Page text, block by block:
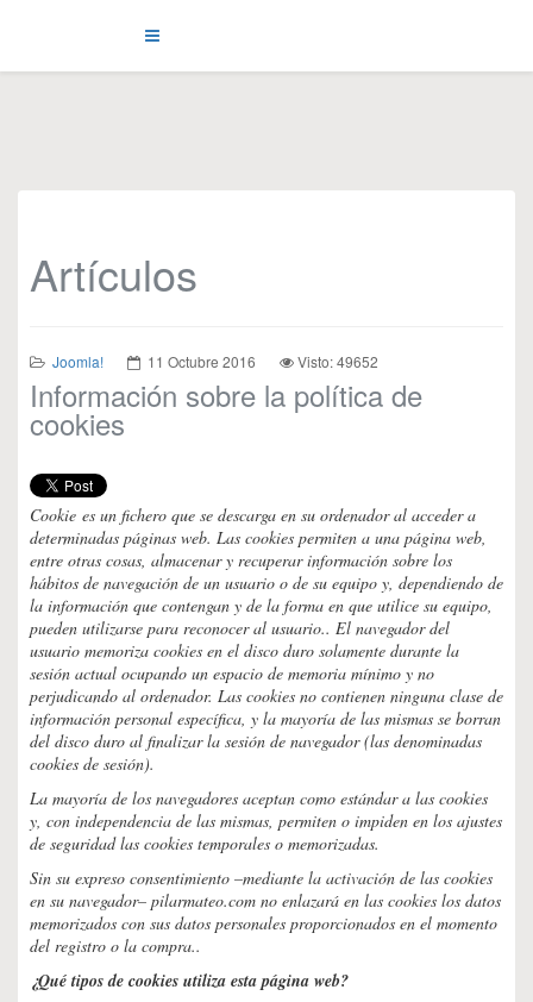
Artículos
Joomla! 11 Octubre 2016 Visto: 49652
Información sobre la política de
cookies
Cookie es un fichero que se descarga en su ordenador al acceder a
determinadas páginas web. Las cookies permiten a una página web,
entre otras cosas, almacenar y recuperar información sobre los
hábitos de navegación de un usuario o de su equipo y, dependiendo de
la información que contengan y de la forma en que utilice su equipo,
pueden utilizarse para reconocer al usuario.. El navegador del
usuario memoriza cookies en el disco duro solamente durante la
sesión actual ocupando un espacio de memoria mínimo y no
perjudicando al ordenador. Las cookies no contienen ninguna clase de
información personal específica, y la mayoría de las mismas se borran
del disco duro al finalizar la sesión de navegador (las denominadas
cookies de sesión).
La mayoría de los navegadores aceptan como estándar a las cookies
y, con independencia de las mismas, permiten o impiden en los ajustes
de seguridad las cookies temporales o memorizadas.
Sin su expreso consentimiento –mediante la activación de las cookies
en su navegador– pilarmateo.com no enlazará en las cookies los datos
memorizados con sus datos personales proporcionados en el momento
del registro o la compra..
¿Qué tipos de cookies utiliza esta página web?